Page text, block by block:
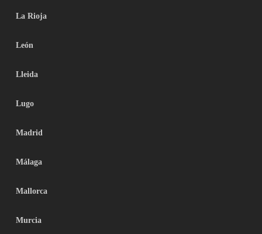
La Rioja
León
Lleida
Lugo
Madrid
Málaga
Mallorca
Murcia